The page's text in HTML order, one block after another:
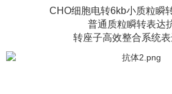
CHO细胞电转6kb小质粒瞬
普通质粒瞬转表达
转座子高效整合系统